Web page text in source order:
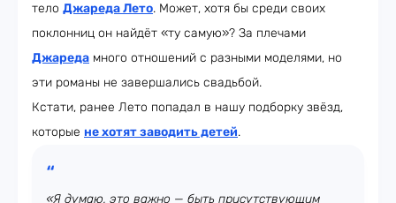
тело Джареда Лето. Может, хотя бы среди своих
поклонниц он найдёт «ту самую»? За плечами
Джареда много отношений с разными моделями, но
эти романы не завершались свадьбой.
Кстати, ранее Лето попадал в нашу подборку звёзд,
которые не хотят заводить детей.
«Я думаю, это важно — быть присутствующим